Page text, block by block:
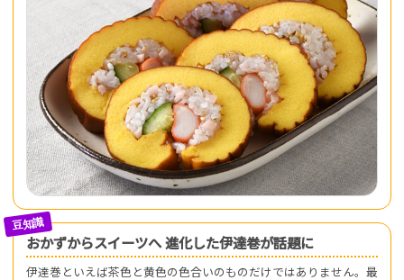
おかずからスイーツへ 進化した伊達巻が話題に
伊達巻といえば茶色と黄色の色合いのものだけではありません。最